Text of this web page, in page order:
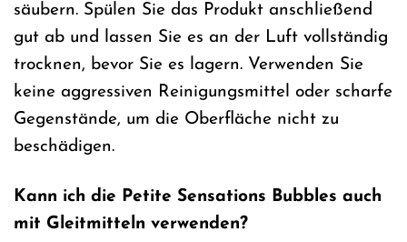
säubern. Spülen Sie das Produkt anschließend
gut ab und lassen Sie es an der Luft vollständig
trocknen, bevor Sie es lagern. Verwenden Sie
keine aggressiven Reinigungsmittel oder scharfe
Gegenstände, um die Oberfläche nicht zu
beschädigen.
Kann ich die Petite Sensations Bubbles auch
mit Gleitmitteln verwenden?